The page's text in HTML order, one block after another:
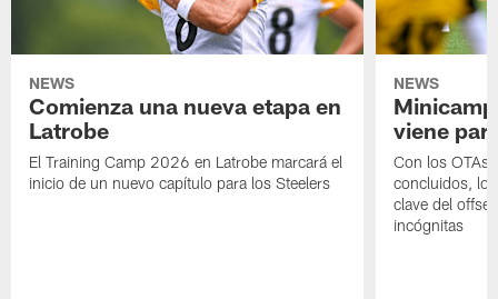
NEWS
Comienza una nueva etapa en
Latrobe
El Training Camp 2026 en Latrobe marcará el
inicio de un nuevo capítulo para los Steelers
NEWS
viene
Con los OTAs
concluidos,
clave del
incógnitas